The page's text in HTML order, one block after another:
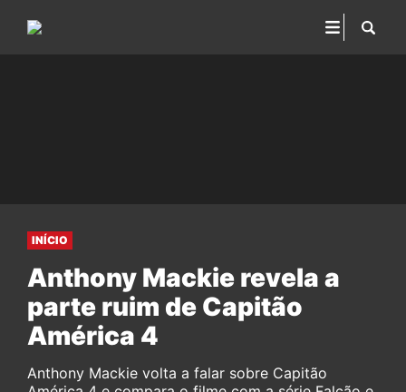
INÍCIO
Anthony Mackie revela a
parte ruim de Capitão
América 4
Anthony Mackie volta a falar sobre Capitão